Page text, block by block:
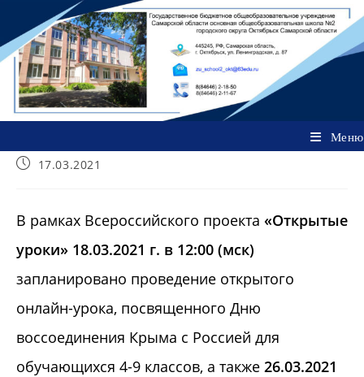
содержимому
Меню
Запись17.03.2021
В рамках Всероссийского проекта «Открытые
уроки» 18.03.2021 г. в 12:00 (мск)
запланировано проведение открытого
онлайн-урока, посвященного Дню
воссоединения Крыма с Россией для
обучающихся 4-9 классов, а также 26.03.2021